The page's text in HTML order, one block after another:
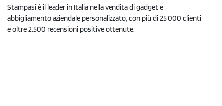
Stampasi è il leader in Italia nella vendita di gadget e
abbigliamento aziendale personalizzato, con più di 25.000 clienti
e oltre 2.500 recensioni positive ottenute.